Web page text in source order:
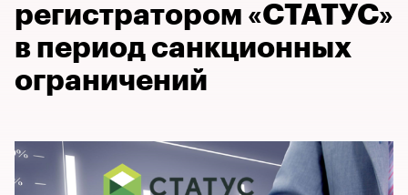
регистратором «СТАТУС»
в период санкционных
ограничений